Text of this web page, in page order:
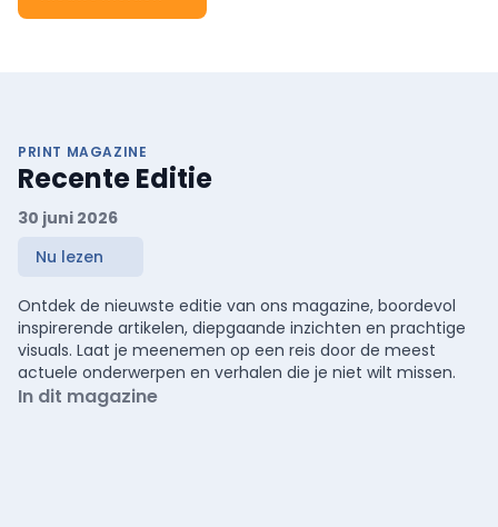
PRINT MAGAZINE
Recente Editie
30 juni 2026
Nu lezen
Ontdek de nieuwste editie van ons magazine, boordevol
inspirerende artikelen, diepgaande inzichten en prachtige
visuals. Laat je meenemen op een reis door de meest
actuele onderwerpen en verhalen die je niet wilt missen.
In dit magazine